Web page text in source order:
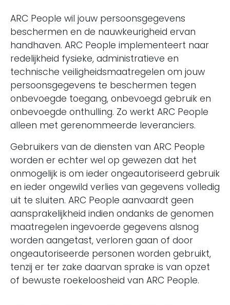
ARC People wil jouw persoonsgegevens
beschermen en de nauwkeurigheid ervan
handhaven. ARC People implementeert naar
redelijkheid fysieke, administratieve en
technische veiligheidsmaatregelen om jouw
persoonsgegevens te beschermen tegen
onbevoegde toegang, onbevoegd gebruik en
onbevoegde onthulling. Zo werkt ARC People
alleen met gerenommeerde leveranciers.
Gebruikers van de diensten van ARC People
worden er echter wel op gewezen dat het
onmogelijk is om ieder ongeautoriseerd gebruik
en ieder ongewild verlies van gegevens volledig
uit te sluiten. ARC People aanvaardt geen
aansprakelijkheid indien ondanks de genomen
maatregelen ingevoerde gegevens alsnog
worden aangetast, verloren gaan of door
ongeautoriseerde personen worden gebruikt,
tenzij er ter zake daarvan sprake is van opzet
of bewuste roekeloosheid van ARC People.